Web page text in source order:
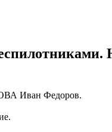
Иван Федоров.